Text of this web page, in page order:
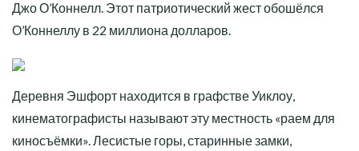
Джо О’Коннелл. Этот патриотический жест обошёлся
О’Коннеллу в 22 миллиона долларов.
Деревня Эшфорт находится в графстве Уиклоу,
кинематографисты называют эту местность «раем для
киносъёмки». Лесистые горы, старинные замки,